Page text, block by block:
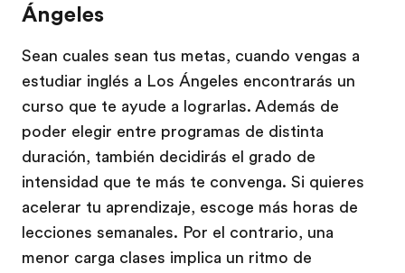
Ángeles
Sean cuales sean tus metas, cuando vengas a
estudiar inglés a Los Ángeles encontrarás un
curso que te ayude a lograrlas. Además de
poder elegir entre programas de distinta
duración, también decidirás el grado de
intensidad que te más te convenga. Si quieres
acelerar tu aprendizaje, escoge más horas de
lecciones semanales. Por el contrario, una
menor carga clases implica un ritmo de